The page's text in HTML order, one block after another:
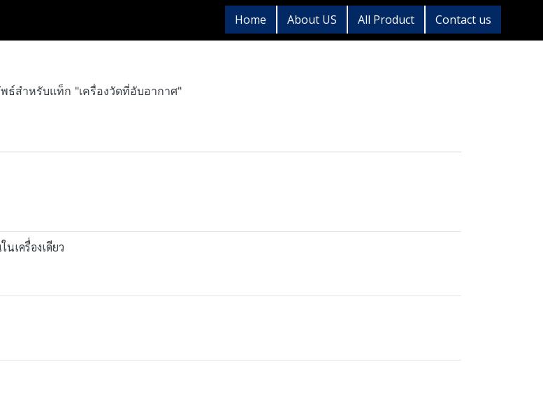
Home About US All Product Contact us
ธ์สำหรับแท็ก "เครื่องวัดที่อับอากาศ"
เครื่องเดียว